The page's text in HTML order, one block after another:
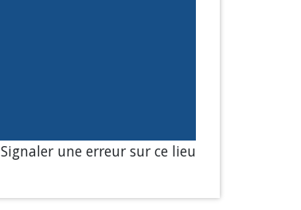
Signaler une erreur sur ce lieu